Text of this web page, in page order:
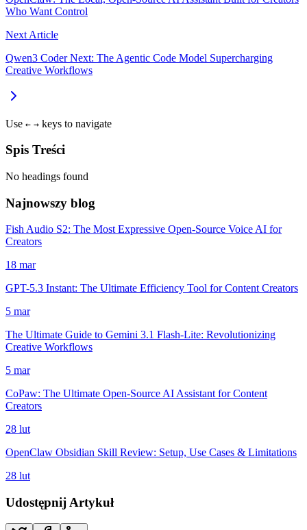
Who Want Control
Next Article
Qwen3 Coder Next: The Agentic Code Model Supercharging
Creative Workflows
Use ← → keys to navigate
Spis Treści
No headings found
Najnowszy blog
Fish Audio S2: The Most Expressive Open-Source Voice AI for
Creators
18 mar
GPT-5.3 Instant: The Ultimate Efficiency Tool for Content Creators
5 mar
The Ultimate Guide to Gemini 3.1 Flash-Lite: Revolutionizing
Creative Workflows
5 mar
CoPaw: The Ultimate Open-Source AI Assistant for Content
Creators
28 lut
OpenClaw Obsidian Skill Review: Setup, Use Cases & Limitations
28 lut
Udostępnij Artykuł